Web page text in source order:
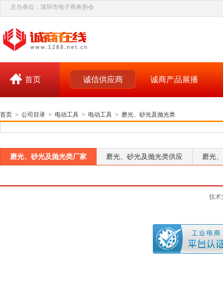
主办单位：深圳市电子商务协会
首页 诚信供应商 诚商产品展播
首页 > 公司目录 > 电动工具 > 电动工具 > 磨光、砂光及抛光类
磨光、砂光及抛光类厂家 磨光、砂光及抛光类供应 磨光
技术